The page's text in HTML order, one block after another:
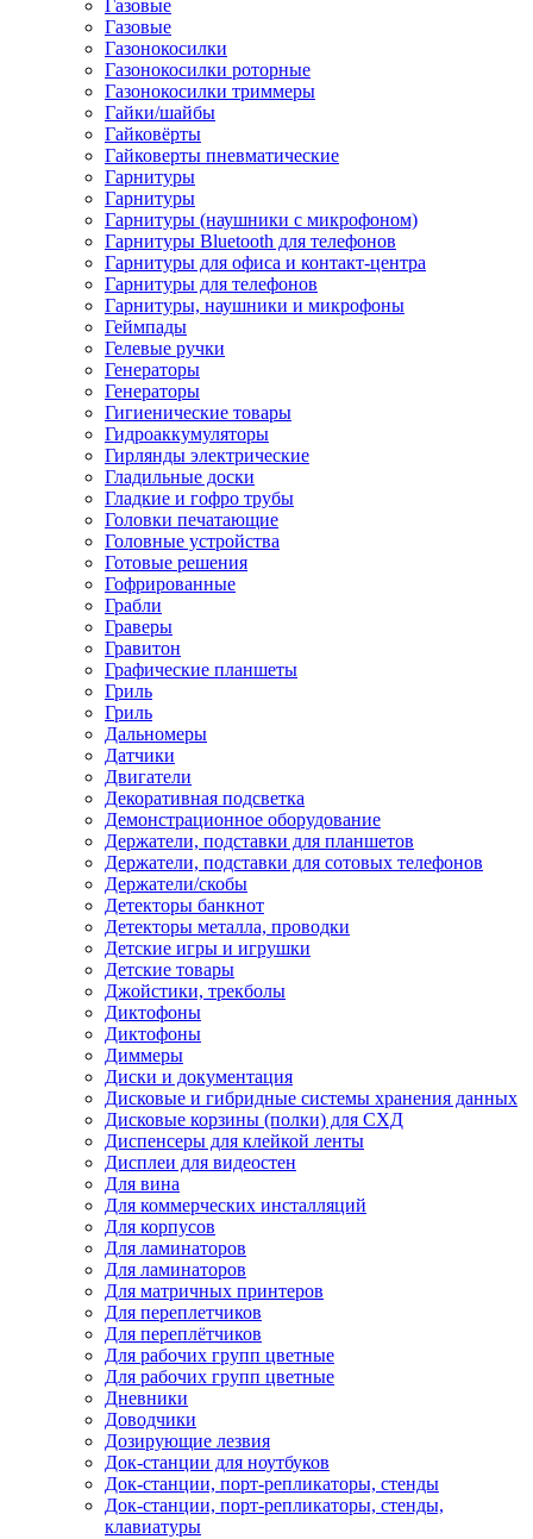
Газовые
Газовые
Газонокосилки
Газонокосилки роторные
Газонокосилки триммеры
Гайки/шайбы
Гайковёрты
Гайковерты пневматические
Гарнитуры
Гарнитуры
Гарнитуры (наушники с микрофоном)
Гарнитуры Bluetooth для телефонов
Гарнитуры для офиса и контакт-центра
Гарнитуры для телефонов
Гарнитуры, наушники и микрофоны
Геймпады
Гелевые ручки
Генераторы
Генераторы
Гигиенические товары
Гидроаккумуляторы
Гирлянды электрические
Гладильные доски
Гладкие и гофро трубы
Головки печатающие
Головные устройства
Готовые решения
Гофрированные
Грабли
Граверы
Гравитон
Графические планшеты
Гриль
Гриль
Дальномеры
Датчики
Двигатели
Декоративная подсветка
Демонстрационное оборудование
Держатели, подставки для планшетов
Держатели, подставки для сотовых телефонов
Держатели/скобы
Детекторы банкнот
Детекторы металла, проводки
Детские игры и игрушки
Детские товары
Джойстики, трекболы
Диктофоны
Диктофоны
Диммеры
Диски и документация
Дисковые и гибридные системы хранения данных
Дисковые корзины (полки) для СХД
Диспенсеры для клейкой ленты
Дисплеи для видеостен
Для вина
Для коммерческих инсталляций
Для корпусов
Для ламинаторов
Для ламинаторов
Для матричных принтеров
Для переплетчиков
Для переплётчиков
Для рабочих групп цветные
Для рабочих групп цветные
Дневники
Доводчики
Дозирующие лезвия
Док-станции для ноутбуков
Док-станции, порт-репликаторы, стенды
Док-станции, порт-репликаторы, стенды,
клавиатуры